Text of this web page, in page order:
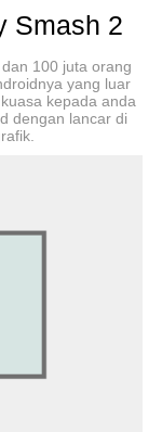
Smash 2
100 juta orang
yang luar
kepada anda
dengan lancar di